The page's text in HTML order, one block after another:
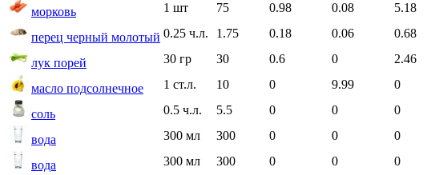
морковь 1 шт 75 0.98 0.08 5.18
перец черный молотый 0.25 ч.л. 1.75 0.18 0.06 0.68
лук порей 30 гр 30 0.6 0 2.46
масло подсолнечное 1 ст.л. 10 0 9.99 0
соль 0.5 ч.л. 5.5 0 0 0
вода 300 мл 300 0 0 0
вода 300 мл 300 0 0 0